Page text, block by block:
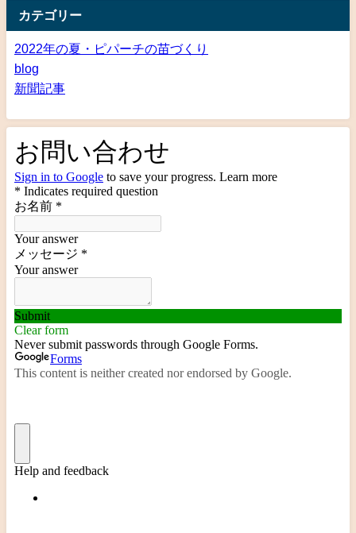
カテゴリー
2022年の夏・ピパーチの苗づくり
blog
新聞記事